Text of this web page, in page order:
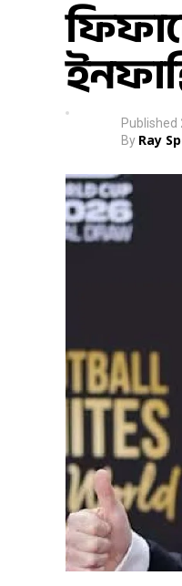
Published
By Ray